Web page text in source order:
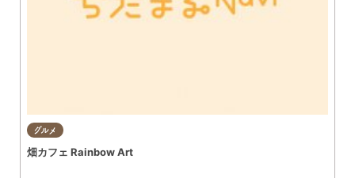
グルメ
畑カフェ Rainbow Art